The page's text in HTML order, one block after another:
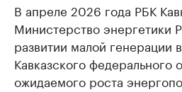
В апреле 2026 года РБК
Министерство энергетики
развитии малой генерации
Кавказского федерального
ожидаемого роста